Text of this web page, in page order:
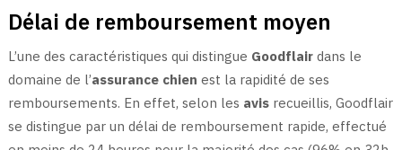
Délai de remboursement moyen
L’une des caractéristiques qui distingue Goodflairdans le
domaine de l’assurance chien est la rapidité de ses
remboursements. En effet, selon les avisrecueillis, Goodflair
se distingue par un délai de remboursement rapide, effectué